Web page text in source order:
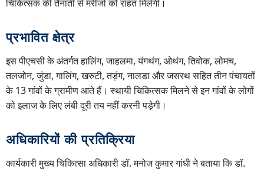
चिकित्सक की तैनाती से मरीजों को राहत मिलेगी।
प्रभावित क्षेत्र
इस पीएचसी के अंतर्गत हालिंग, जाहलमा, यंगथंग, ओथंग, तिवोक, लोमच,
तलजोन, जुंडा, गालिंग, खरुटी, तड़ंग, नालडा और जसरथ सहित तीन पंचायतों
के 13 गांवों के ग्रामीण आते हैं। स्थायी चिकित्सक मिलने से इन गांवों के लोगों
को इलाज के लिए लंबी दूरी तय नहीं करनी पड़ेगी।
अधिकारियों की प्रतिक्रिया
कार्यकारी मुख्य चिकित्सा अधिकारी डॉ. मनोज कुमार गांधी ने बताया कि डॉ.